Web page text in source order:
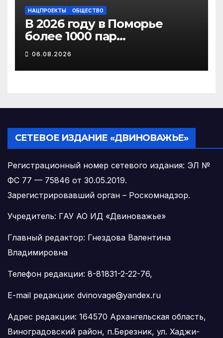
НАЦПРОЕКТЫ ОБЩЕСТВО
В 2026 году в Поморье
более 1000 пар
новобрачных получили
«Сертификат
молодоженов»
06.08.2026
СЕТЕВОЕ ИЗДАНИЕ «ДВИНОВАЖЬЕ»
Регистрационный номер сетевого издания: ЭЛ №
ФС 77 — 75846 от 30.05.2019.
Зарегистрировавший орган – Роскомнадзор.
Учредитель: ГАУ АО ИД «Двиноважье»
Главный редактор: Гнездова Валентина
Владимировна
Телефон редакции: 8-81831-2-22-76,
E-mail редакции: dvinovage@yandex.ru
Адрес редакции: 164570 Архангельская область,
Виноградовский район, п.Березник, ул. Хаджи-